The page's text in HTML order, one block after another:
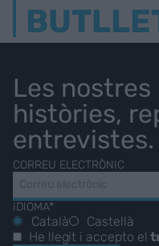
Les
històries,
entrevistes.
CORREU ELECTRÒNIC
IDIOMA*
Català
Castellà
He llegit i accepto el